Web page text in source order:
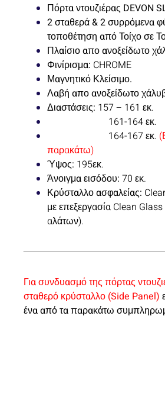
Πόρτα ντουζιέρας DEVON
2 σταθερά & 2 συρρόμενα
τοποθέτηση από Τοίχο σε
Πλαίσιο απο ανοξείδωτο
Φινίρισμα: CHROME
Μαγνητικό Κλείσιμο.
Λαβή απο ανοξείδωτο
Διαστάσεις: 157 – 161 εκ.
161-164 εκ.
164-167 εκ.
παρακάτω)
Ύψος: 195εκ.
Άνοιγμα εισόδου: 70 εκ.
Κρύσταλλο ασφαλείας:
με επεξεργασία Clean
αλάτων).
Για συνδυασμό της πόρτας
σταθερό κρύσταλλο (Side Panel)
ένα από τα παρακάτω